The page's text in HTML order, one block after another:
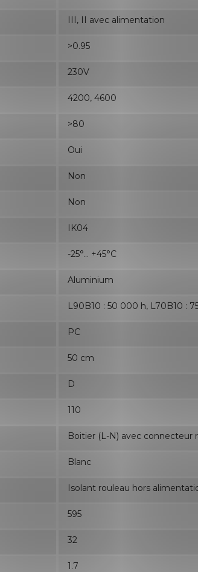
III, II avec alimentation
>0.95
230V
4200, 4600
>80
Oui
Non
Non
IK04
-25°... +45°C
Aluminium
L90B10 : 50 000 h, L70B10 :
PC
50 cm
D
110
Boitier (L-N) avec connecteur
Blanc
Isolant rouleau hors
595
32
1.7